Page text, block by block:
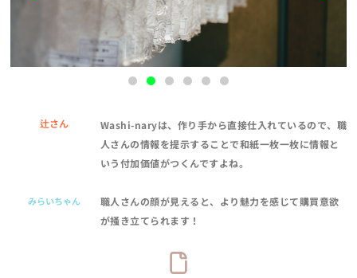
辻さん
Washi-naryは、作り手から直接仕入れているので、職
人さんの情報を提示することで和紙一枚一枚に情報と
いう付加価値がつくんですよね。
みらいちゃん
職人さんの顔が見えると、より魅力を感じて購買意欲
が掻き立てられます！